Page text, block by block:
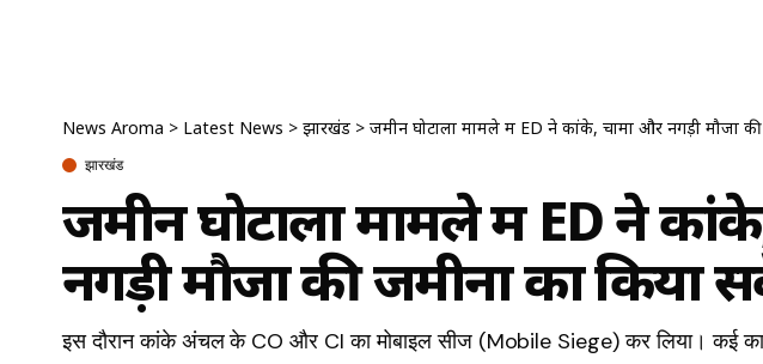
News Aroma > Latest News > झारखंड > जमीन घोटाला मामले में ED ने कांके, चामा और नगड़ी मौजा की
झारखंड
जमीन घोटाला मामले में ED ने
नगड़ी मौजा की जमीनों का किया
इस दौरान कांके अंचल के CO और CI का मोबाइल सीज (Mobile Siege) कर लिया। कई